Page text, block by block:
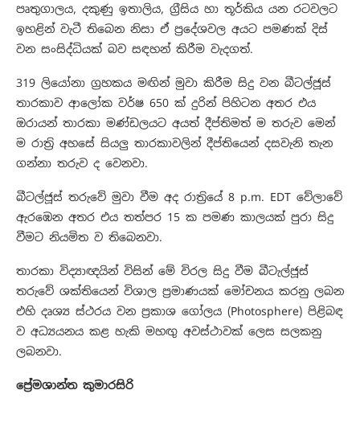
පෘතුගාලය, දකුණු ඉතාලිය, ග්‍රීසිය හා තූර්කිය යන රටවලට
ඉහළින් වැටී තිබෙන නිසා ඒ ප්‍රදේශවල අයට පමණක් දිස්
වන සංසිද්ධියක් බව සඳහන් කිරීම වැදගත්.
319 ලියෝනා ග්‍රහකය මඟින් මුවා කිරීම සිදු වන බීටල්ජූස්
තාරකාව ආලෝක වර්ෂ 650 ක් දුරින් පිහිටන අතර එය
ඔරායන් තාරකා මණ්ඩලයට අයත් දීප්තිමත් ම තරුව මෙන්
ම රාත්‍රි අහසේ සියලු තාරකාවලින් දීප්තියෙන් දසවැනි තැන
ගන්නා තරුව ද වෙනවා.
බීටල්ජූස් තරුවේ මුවා වීම අද රාත්‍රියේ 8 p.m. EDT වේලාවේ
ඇරඹෙන අතර එය තත්පර 15 ක පමණ කාලයක් පුරා සිදු
වීමට නියමිත ව තිබෙනවා.
තාරකා විද්‍යාඥයින් විසින් මේ විරල සිදු වීම බීටැල්ජූස්
තරුවේ ශක්තියෙන් විශාල ප්‍රමාණයක් මෝචනය කරනු ලබන
එහි දෘශ්‍ය ස්ථරය වන ප්‍රකාශ ගෝලය (Photosphere) පිළිබඳ
ව අධ්‍යයනය කළ හැකි මහඟු අවස්ථාවක් ලෙස සලකනු
ලබනවා.
ප්‍රේමශාන්ත කුමාරසිරි